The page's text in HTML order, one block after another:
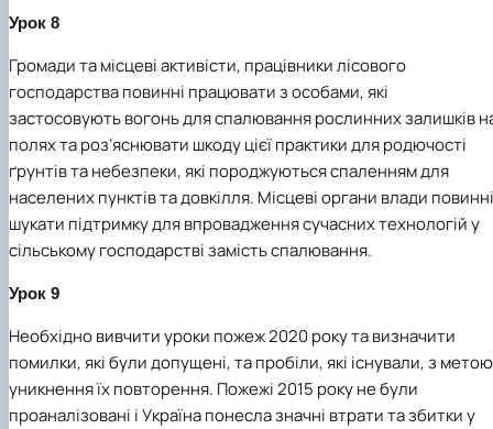
Урок 8
Громади та місцеві активісти, працівники лісового
господарства повинні працювати з особами, які
застосовують вогонь для спалювання рослинних залишків
полях та роз’яснювати шкоду цієї практики для родючості
ґрунтів та небезпеки, які породжуються спаленням для
населених пунктів та довкілля. Місцеві органи влади повинні
шукати підтримку для впровадження сучасних технологій у
сільському господарстві замість спалювання.
Урок 9
Необхідно вивчити уроки пожеж 2020 року та визначити
помилки, які були допущені, та пробіли, які існували, з метою
уникнення їх повторення. Пожежі 2015 року не були
проаналізовані і Україна понесла значні втрати та збитки у